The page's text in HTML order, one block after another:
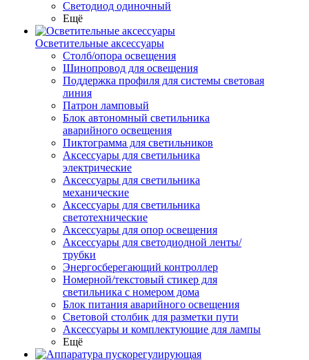
Светодиод одиночный
Ещё
Осветительные аксессуары
Столб/опора освещения
Шинопровод для освещения
Поддержка профиля для системы световая
линия
Патрон ламповый
Блок автономный светильника
аварийного освещения
Пиктограмма для светильников
Аксессуары для светильника
электрические
Аксессуары для светильника
механические
Аксессуары для светильника
светотехнические
Аксессуары для опор освещения
Аксессуары для светодиодной ленты/
трубки
Энергосберегающий контроллер
Номерной/текстовый стикер для
светильника с номером дома
Блок питания аварийного освещения
Световой столбик для разметки пути
Аксессуары и комплектующие для лампы
Ещё